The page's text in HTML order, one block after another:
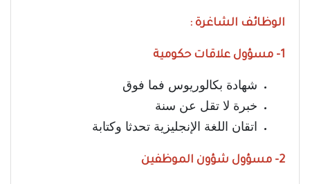
الوظائف الشاغرة :
1- مسؤول علاقات حكومية
شهادة بكالوريوس فما فوق
خبرة لا تقل عن سنة
اتقان اللغة الإنجليزية تحدثا وكتابة
2- مسؤول شؤون الموظفين